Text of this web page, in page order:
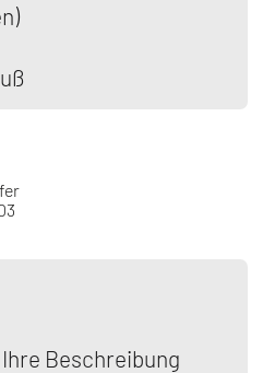
Beschreibung